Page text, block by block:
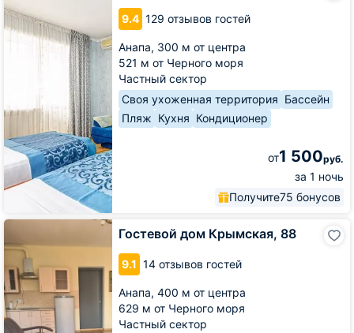
9.4 129 отзывов гостей
Анапа, 300 м от центра
521 м от Черного моря
Частный сектор
Своя ухоженная территория Бассейн
Пляж Кухня Кондиционер
от1 500руб.
за 1 ночь
Получите75 бонусов
Бухта
Радости
Гостевой дом Крымская, 88
9.1 14 отзывов гостей
Анапа, 400 м от центра
629 м от Черного моря
Частный сектор
Гостевой
Крымская,
88